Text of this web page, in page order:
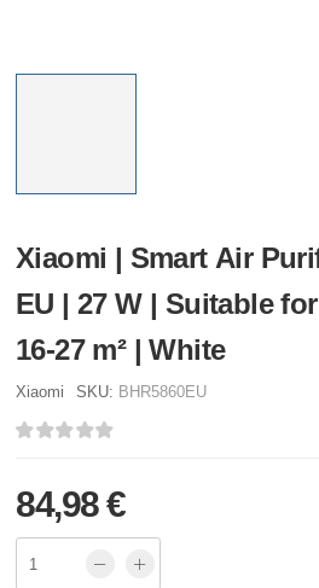
Xiaomi | Smart Air
EU | 27 W | Suitable
16-27 m² | White
Xiaomi SKU: BHR5860EU
84,98 €